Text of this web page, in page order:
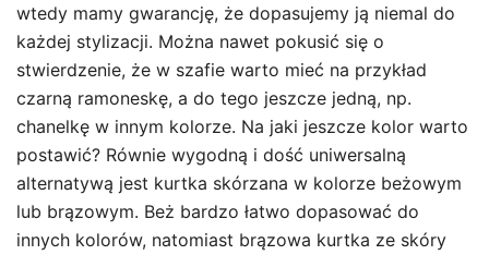
wtedy mamy gwarancję, że dopasujemy ją niemal do
każdej stylizacji. Można nawet pokusić się o
stwierdzenie, że w szafie warto mieć na przykład
czarną ramoneskę, a do tego jeszcze jedną, np.
chanelkę w innym kolorze. Na jaki jeszcze kolor warto
postawić? Równie wygodną i dość uniwersalną
alternatywą jest kurtka skórzana w kolorze beżowym
lub brązowym. Beż bardzo łatwo dopasować do
innych kolorów, natomiast brązowa kurtka ze skóry